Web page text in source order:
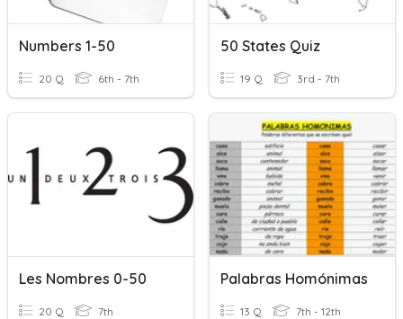
Numbers 1-50
20 Q 6th - 7th
50 States Quiz
19 Q 3rd - 7th
Les Nombres 0-50
20 Q 7th
Palabras Homónimas
13 Q 7th - 12th